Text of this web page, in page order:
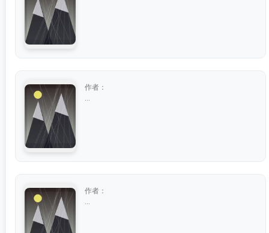
作者：
作者：